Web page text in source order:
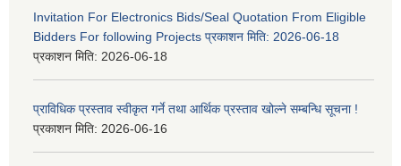
Invitation For Electronics Bids/Seal Quotation From Eligible
Bidders For following Projects प्रकाशन मिति: 2026-06-18
प्रकाशन मिति: 2026-06-18
प्राविधिक प्रस्ताव स्वीकृत गर्ने तथा आर्थिक प्रस्ताव खोल्ने सम्बन्धि सूचना !
प्रकाशन मिति: 2026-06-16